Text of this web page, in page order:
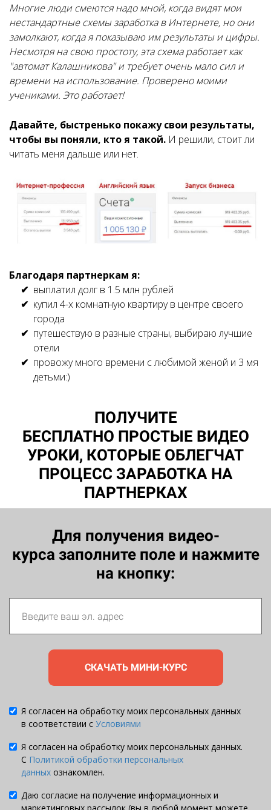
Многие люди смеются надо мной, когда видят мои
нестандартные схемы заработка в Интернете, но они
замолкают, когда я показываю им результаты и цифры.
Несмотря на свою простоту, эта схема работает как
"автомат Калашникова" и требует очень мало сил и
времени на использование. Проверено моими
учениками. Это работает!
Давайте, быстренько покажу свои результаты,
чтобы вы поняли, кто я такой. И решили, стоит ли
читать меня дальше или нет.
Благодаря партнеркам я:
выплатил долг в 1.5 млн рублей
купил 4-х комнатную квартиру в центре своего
города
путешествую в разные страны, выбираю лучшие
отели
провожу много времени с любимой женой и 3 мя
детьми:)
ПОЛУЧИТЕ
БЕСПЛАТНО ПРОСТЫЕ ВИДЕО
УРОКИ, КОТОРЫЕ ОБЛЕГЧАТ
ПРОЦЕСС ЗАРАБОТКА НА
ПАРТНЕРКАХ
Для получения видео-
курса заполните поле и нажмите
на кнопку:
СКАЧАТЬ МИНИ-КУРС
Я согласен на обработку моих персональных данных
в соответствии с Условиями
Я согласен на обработку моих персональных данных.
С Политикой обработки персональных
данных ознакомлен.
Даю согласие на получение информационных и